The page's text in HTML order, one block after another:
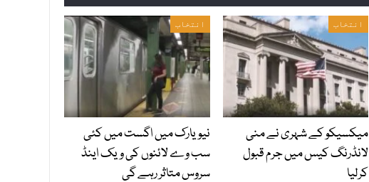
انتخاب
میکسیکو کے شہری نے منی
لانڈرنگ کیس میں جرم قبول
کرلیا
انتخاب
نیویارک میں اگست میں کئی
سب وے لائنوں کی ویک اینڈ
سروس متاثر رہے گی